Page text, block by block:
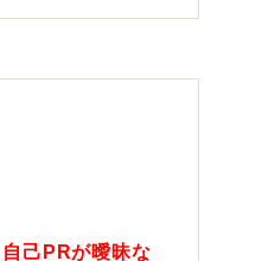
して締めくく
ます。未経験
に成果を上げて
自己PRが曖昧な